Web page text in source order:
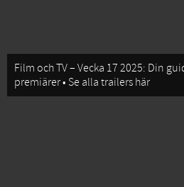
Film och TV – Vecka 17 2025: Din
premiärer • Se alla trailers här